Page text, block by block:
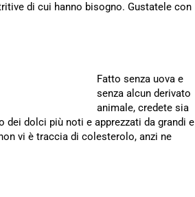
di cui hanno bisogno. Gustatele con
Fatto senza uova e
senza alcun derivato
animale, credete sia
dei dolci più noti e apprezzati da grandi e
vi è traccia di colesterolo, anzi ne